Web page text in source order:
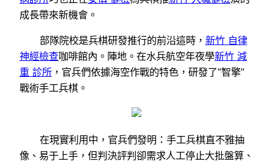
成長帶來新機會。
部隊院校是兵棋研發推行的前沿這時， 新竹 自律
神經檢查咖啡館內。陣地。在水兵航空年夜學新竹 減
重 診所 ，官兵們依據海空作戰的特色，研發了“智擎”
戰術手工兵棋。
在現實利用中，官兵們發明：手工兵棋直不雅抽
像、易于上手，但判決評判卻需求人工停止大批盤算、